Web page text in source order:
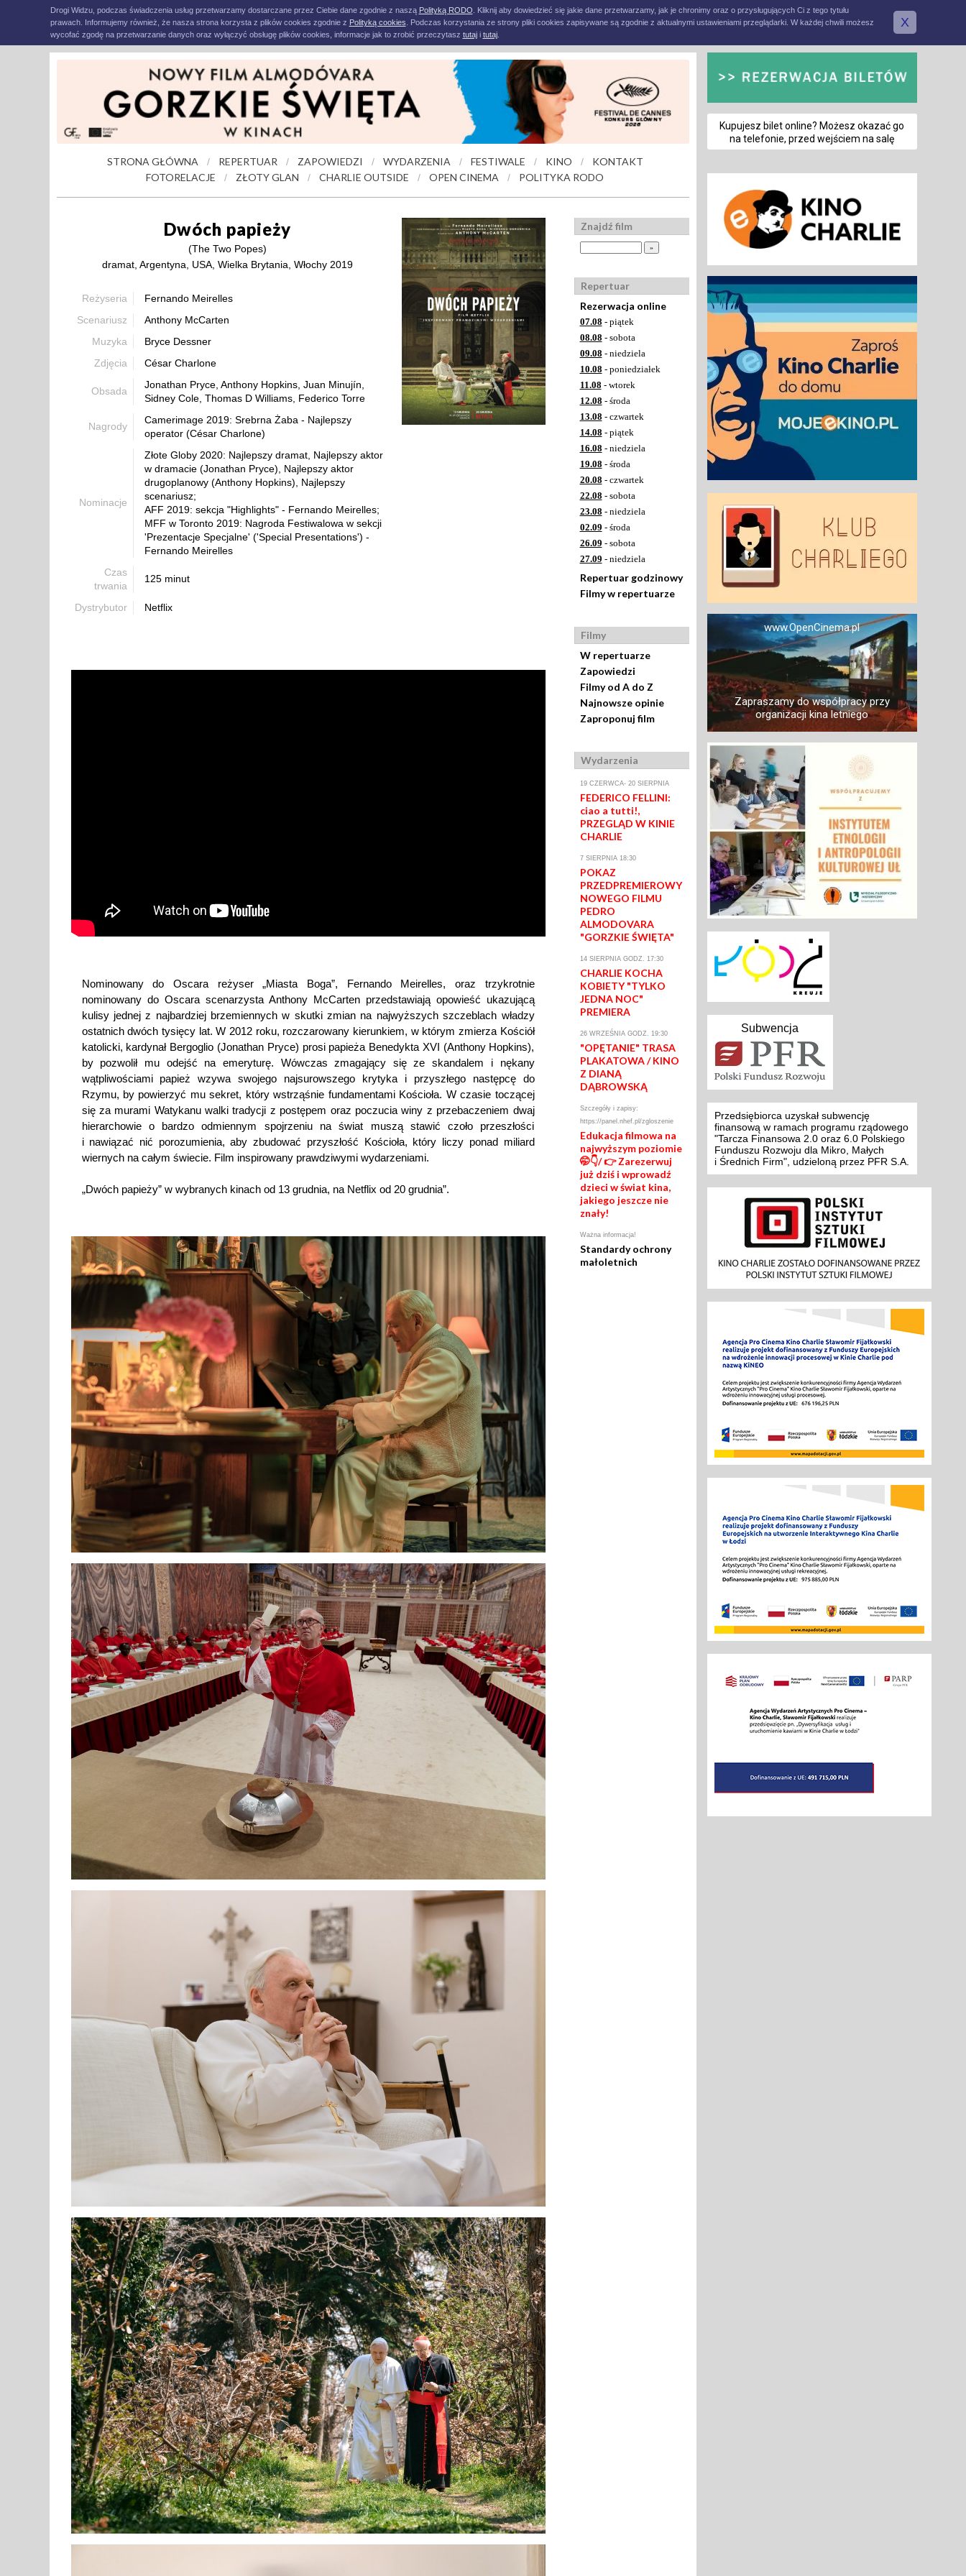
Drogi Widzu, podczas świadczenia usług przetwarzamy dostarczane przez Ciebie dane zgodnie z naszą Polityką RODO . Kliknij aby dowiedzieć się jakie dane przetwarzamy, jak je chronimy oraz o przysługujących Ci z tego tytułu
prawach. Informujemy również, że nasza strona korzysta z plików cookies zgodnie z Polityką cookies . Podczas korzystania ze strony pliki cookies zapisywane są zgodnie z aktualnymi ustawieniami przeglądarki. W każdej chwili możesz
wycofać zgodę na przetwarzanie danych oraz wyłączyć obsługę plików cookies, informacje jak to zrobić przeczytasz tutaji tutaj.
X
STRONA GŁÓWNA / REPERTUAR / ZAPOWIEDZI / WYDARZENIA / FESTIWALE / KINO /
KONTAKT
FOTORELACJE
/ ZŁOTY GLAN / CHARLIE OUTSIDE / OPEN CINEMA / POLITYKA RODO
Dwóch papieży
(The Two Popes)
dramat, Argentyna, USA, Wielka Brytania, Włochy 2019
Reżyseria
Fernando Meirelles
Scenariusz
Anthony McCarten
Muzyka
Bryce Dessner
Zdjęcia
César Charlone
Obsada
Jonathan Pryce, Anthony Hopkins, Juan Minujín,
Sidney Cole, Thomas D Williams, Federico Torre
Nagrody
Camerimage 2019: Srebrna Żaba - Najlepszy
operator (César Charlone)
Nominacje
Złote Globy 2020: Najlepszy dramat, Najlepszy aktor
w dramacie (Jonathan Pryce), Najlepszy aktor
drugoplanowy (Anthony Hopkins), Najlepszy
scenariusz;
AFF 2019: sekcja "Highlights" - Fernando Meirelles;
MFF w Toronto 2019: Nagroda Festiwalowa w sekcji
'Prezentacje Specjalne' ('Special Presentations') -
Fernando Meirelles
Czas
trwania
125 minut
Dystrybutor Netflix
Nominowany do Oscara reżyser „Miasta Boga”, Fernando Meirelles, oraz trzykrotnie
nominowany do Oscara scenarzysta Anthony McCarten przedstawiają opowieść ukazującą
kulisy jednej z najbardziej brzemiennych w skutki zmian na najwyższych szczeblach władzy
ostatnich dwóch tysięcy lat. W 2012 roku, rozczarowany kierunkiem, w którym zmierza Kościół
katolicki, kardynał Bergoglio (Jonathan Pryce) prosi papieża Benedykta XVI (Anthony Hopkins),
by pozwolił mu odejść na emeryturę. Wówczas zmagający się ze skandalem i nękany
wątpliwościami papież wzywa swojego najsurowszego krytyka i przyszłego następcę do
Rzymu, by powierzyć mu sekret, który wstrząśnie fundamentami Kościoła. W czasie toczącej
się za murami Watykanu walki tradycji z postępem oraz poczucia winy z przebaczeniem dwaj
hierarchowie o bardzo odmiennym spojrzeniu na świat muszą stawić czoło przeszłości
i nawiązać nić porozumienia, aby zbudować przyszłość Kościoła, który liczy ponad miliard
wiernych na całym świecie. Film inspirowany prawdziwymi wydarzeniami.
„Dwóch papieży” w wybranych kinach od 13 grudnia, na Netflix od 20 grudnia”.
Znajdź film
Repertuar
Rezerwacja online
07.08 - piątek
08.08 - sobota
09.08 - niedziela
10.08 - poniedziałek
11.08 - wtorek
12.08 - środa
13.08 - czwartek
14.08 - piątek
16.08 - niedziela
19.08 - środa
20.08 - czwartek
22.08 - sobota
23.08 - niedziela
02.09 - środa
26.09 - sobota
27.09 - niedziela
Repertuar godzinowy
Filmy w repertuarze
Filmy
W repertuarze
Zapowiedzi
Filmy od A do Z
Najnowsze opinie
Zaproponuj film
Wydarzenia
19 CZERWCA- 20 SIERPNIA
FEDERICO FELLINI:
ciao a tutti!,
PRZEGLĄD W KINIE
CHARLIE
7 SIERPNIA 18:30
POKAZ
PRZEDPREMIEROWY
NOWEGO FILMU
PEDRO
ALMODOVARA
"GORZKIE ŚWIĘTA"
14 SIERPNIA GODZ. 17:30
CHARLIE KOCHA
KOBIETY "TYLKO
JEDNA NOC"
PREMIERA
26 WRZEŚNIA GODZ. 19:30
"OPĘTANIE" TRASA
PLAKATOWA / KINO
Z DIANĄ
DĄBROWSKĄ
Szczegóły i zapisy:
https://panel.nhef.pl/zgloszenie
Edukacja filmowa na
najwyższym poziomie
🤭👇/ 👉 Zarezerwuj
już dziś i wprowadź
dzieci w świat kina,
jakiego jeszcze nie
znały!
Ważna informacja!
Standardy ochrony
małoletnich
Kupujesz bilet online? Możesz okazać go
na telefonie, przed wejściem na salę
www.OpenCinema.pl
Zapraszamy do współpracy przy
organizacji kina letniego
Subwencja
Przedsiębiorca uzyskał subwencję
finansową w ramach programu rządowego
"Tarcza Finansowa 2.0 oraz 6.0 Polskiego
Funduszu Rozwoju dla Mikro, Małych
i Średnich Firm", udzieloną przez PFR S.A.